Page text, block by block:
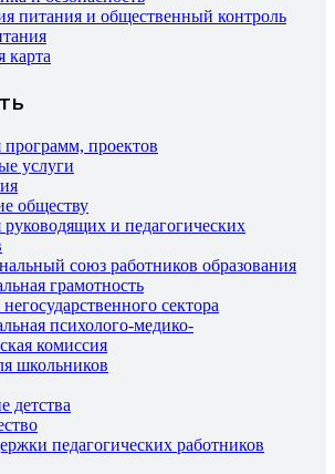
питания и общественный контроль
карта
программ, проектов
услуги
обществу
руководящих и педагогических
союз работников образования
грамотность
сектора
психолого-медико-
комиссия
школьников
детства
педагогических работников